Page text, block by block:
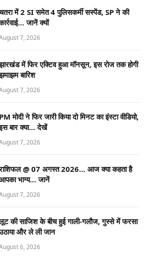
में 2 SI समेत 4 पुलिसकर्मी सस्पेंड, SP ने की
जानें क्यों
7, 2026
में फिर एक्टिव हुआ मॉनसून, इस रोज तक होगी
बारिश
7, 2026
PM मोदी ने फिर जारी किया दो मिनट का इंस्टा वीडियो,
बार क्या… देखें
7, 2026
@ 07 अगस्त 2026… आज क्या कहता है
भाग्य… जानें
7, 2026
की साजिश के बीच हुई गाली-गलौज, गुस्से में फरसा
और ले ली जान
6, 2026